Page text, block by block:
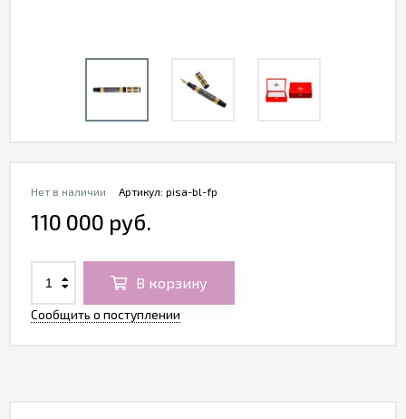
Артикул: pisa-bl-fp
Нет в наличии
110 000 руб.
В корзину
Сообщить о поступлении